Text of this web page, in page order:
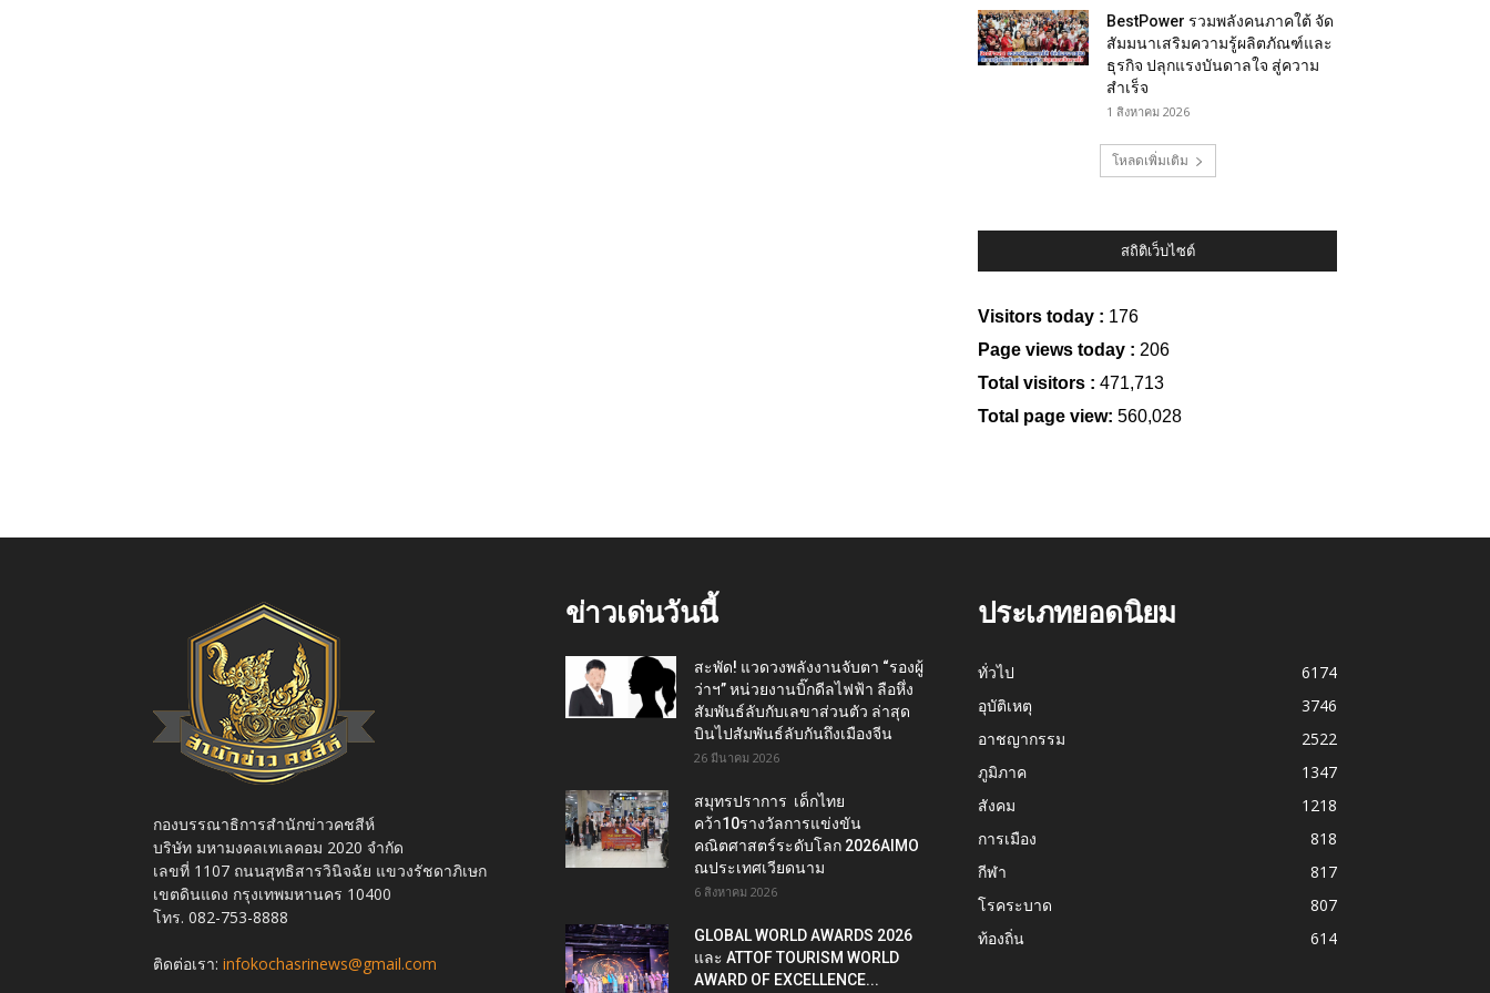
BestPower รวมพลังคนภาคใต้ จัด
สัมมนาเสริมความรู้ผลิตภัณฑ์และ
ธุรกิจ ปลุกแรงบันดาลใจ สู่ความ
สำเร็จ
1 สิงหาคม 2026
โหลดเพิ่มเติม
สถิติเว็บไซต์
Visitors today : 176
Page views today : 206
Total visitors : 471,713
Total page view: 560,028
กองบรรณาธิการสำนักข่าวคชสีห์
บริษัท มหามงคลเทเลคอม 2020 จำกัด
เลขที่ 1107 ถนนสุทธิสารวินิจฉัย แขวงรัชดาภิเษก
เขตดินแดง กรุงเทพมหานคร 10400
โทร. 082-753-8888
ติดต่อเรา: infokochasrinews@gmail.com
ข่าวเด่นวันนี้
สะพัด! แวดวงพลังงานจับตา “รองผู้
ว่าฯ” หน่วยงานบิ๊กดีลไฟฟ้า ลือหึ่ง
สัมพันธ์ลับกับเลขาส่วนตัว ล่าสุด
บินไปสัมพันธ์ลับกันถึงเมืองจีน
26 มีนาคม 2026
สมุทรปราการ เด็กไทย
คว้า10รางวัลการแข่งขัน
คณิตศาสตร์ระดับโลก 2026AIMO
ณประเทศเวียดนาม
6 สิงหาคม 2026
GLOBAL WORLD AWARDS 2026
และ ATTOF TOURISM WORLD
AWARD OF EXCELLENCE...
ประเภทยอดนิยม
ทั่วไป
6174
อุบัติเหตุ
3746
อาชญากรรม
2522
ภูมิภาค
1347
สังคม
1218
การเมือง
818
กีฬา
817
โรคระบาด
807
ท้องถิ่น
614